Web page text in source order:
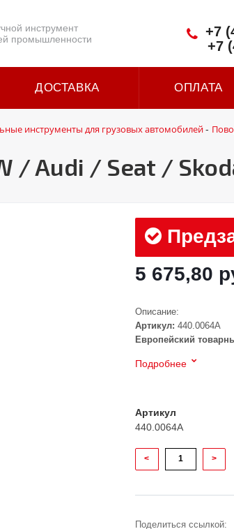
инструмент
промышленности
+7
+7
ДОСТАВКА ОПЛАТА
инструменты для грузовых автомобилей-
/ Audi / Seat /
5 675,80
Описание:
Артикул: 440.0064A
Европейский
Подробнее
Артикул
440.0064A
< >
Поделиться ссылкой: